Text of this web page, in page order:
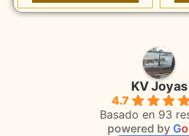
KV Joyas
4.7
Basado en 93
powered by Go